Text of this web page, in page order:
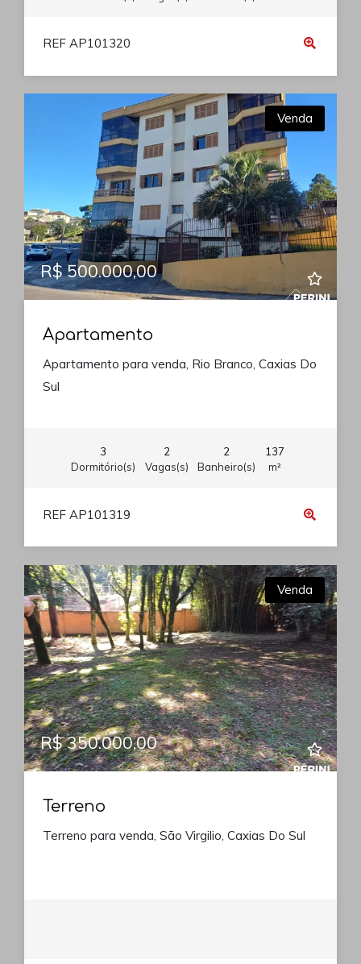
REF AP101320
Venda
R$ 500.000,00
Apartamento
Apartamento para venda, Rio Branco, Caxias Do
Sul
3
Dormitório(s)
2
Vagas(s)
2
Banheiro(s)
137
m²
REF AP101319
Venda
R$ 350.000,00
Terreno
Terreno para venda, São Virgilio, Caxias Do Sul